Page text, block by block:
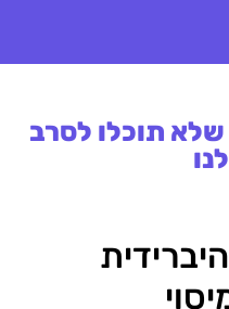
תוכלו לסרב